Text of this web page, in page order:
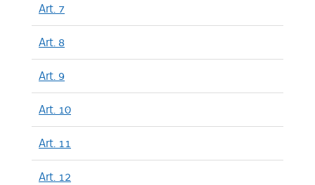
Art. 7
Art. 8
Art. 9
Art. 10
Art. 11
Art. 12